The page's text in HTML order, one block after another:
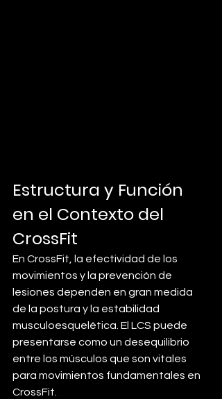
Estructura y Función
en el Contexto del
CrossFit
En CrossFit, la efectividad de los
movimientos y la prevención de
lesiones dependen en gran medida
de la postura y la estabilidad
musculoesquelética. El LCS puede
presentarse como un desequilibrio
entre los músculos que son vitales
para movimientos fundamentales en
CrossFit.